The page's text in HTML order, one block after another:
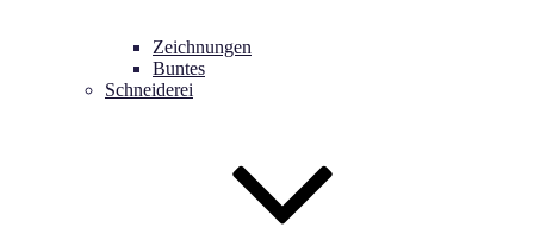
Zeichnungen
Buntes
Schneiderei